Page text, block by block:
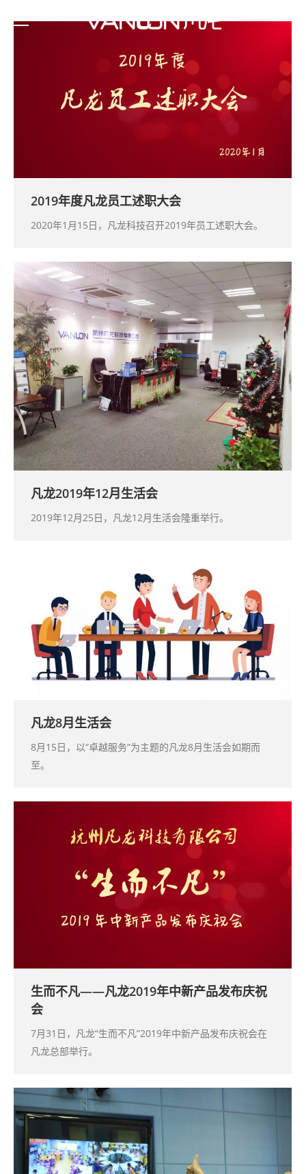
2019年度凡龙员工述职大会
2020年1月15日，凡龙科技召开2019年员工述职大会。
凡龙2019年12月生活会
2019年12月25日，凡龙12月生活会隆重举行。
凡龙8月生活会
8月15日，以“卓越服务”为主题的凡龙8月生活会如期而
至。
生而不凡——凡龙2019年中新产品发布庆祝
会
7月31日，凡龙“生而不凡”2019年中新产品发布庆祝会在
凡龙总部举行。